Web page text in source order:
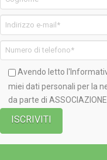
Avendo letto
miei dati personali per la
da parte di